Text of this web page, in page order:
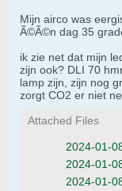
Mijn airco was
Ã©Ã©n dag 35
ik zie net dat mijn
zijn ook? DLI 70
lamp zijn, zijn nog
zorgt CO2 er niet
Attached Files
2024-01-
2024-01-
2024-01-